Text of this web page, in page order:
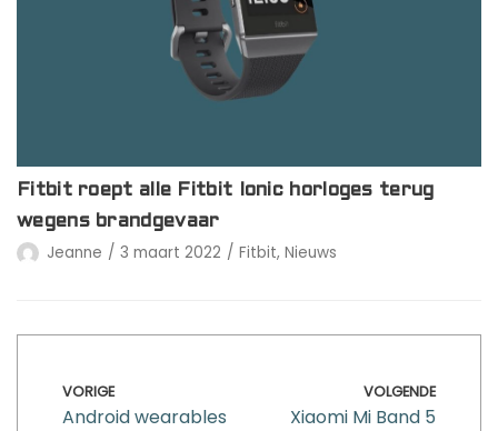
Fitbit roept alle Fitbit Ionic horloges terug
wegens brandgevaar
Jeanne 3 maart 2022 Fitbit, Nieuws
VORIGE
Android wearables
VOLGENDE
Xiaomi Mi Band 5